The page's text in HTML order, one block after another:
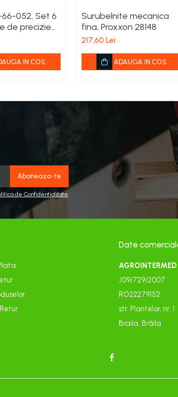
052, Set 6
de precizie
si PH
IN COS
Surubelnite mecanica
fina, Proxxon 28148
217,60 Lei
ADAUGA IN COS
de Confidentialitate
Date
AGROINTERMED
J09/729/2007
RO22279152
str. Plantelor, nr. 1
Braila, Brăila